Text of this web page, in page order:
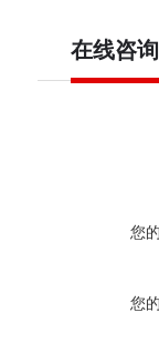
在线咨询
您
您